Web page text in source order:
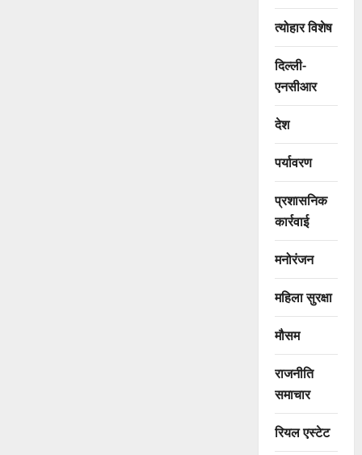
त्योहार विशेष
दिल्ली-
एनसीआर
देश
पर्यावरण
प्रशासनिक
कार्रवाई
मनोरंजन
महिला सुरक्षा
मौसम
राजनीति
समाचार
रियल एस्टेट